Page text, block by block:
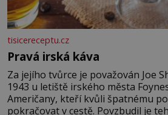
tisicereceptu.cz
Pravá irská káva
Za jejího tvůrce je považován Joe
1943 u letiště irského města
Američany, kteří kvůli špatnému
pokračovat v cestě.